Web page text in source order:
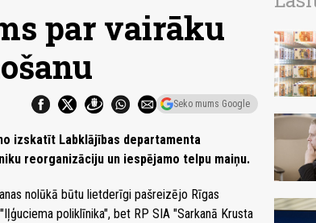
par vairāku
Seko mums Google
izskatīt Labklājības departamenta
reorganizāciju un iespējamo telpu maiņu.
nolūkā būtu lietderīgi pašreizējo Rīgas
poliklīnika", bet RP SIA "Sarkanā Krusta